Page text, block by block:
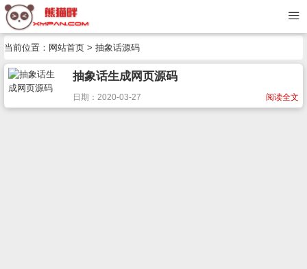
当前位置： 网站首页 > 抽象话源码
抽象话生成网页源码
阅读全文
日期：2020-03-27